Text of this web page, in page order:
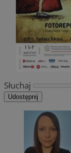
Słuchaj
Udostępnij